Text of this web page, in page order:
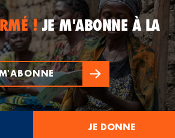
!JE M'ABONNE À LA
JE DONNE